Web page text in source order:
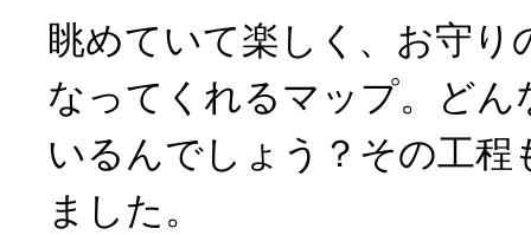
眺めていて楽しく、お守り
なってくれるマップ。ど
いるんでしょう？その工程
ました。